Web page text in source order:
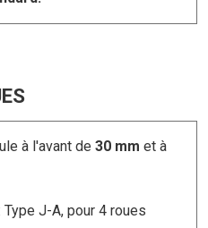
à l'avant de 30 mm et à
J-A, pour 4 roues